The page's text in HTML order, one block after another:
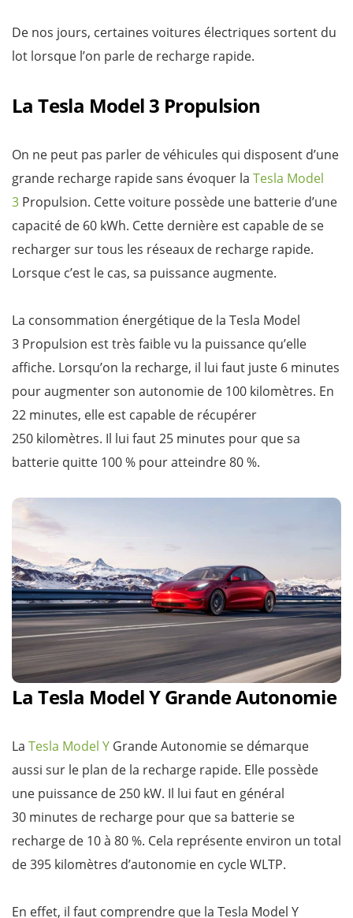
De nos jours, certaines voitures électriques sortent du
lot lorsque l’on parle de recharge rapide.
La Tesla Model 3 Propulsion
On ne peut pas parler de véhicules qui disposent d’une
grande recharge rapide sans évoquer la Tesla Model
3 Propulsion. Cette voiture possède une batterie d’une
capacité de 60 kWh. Cette dernière est capable de se
recharger sur tous les réseaux de recharge rapide.
Lorsque c’est le cas, sa puissance augmente.
La consommation énergétique de la Tesla Model
3 Propulsion est très faible vu la puissance qu’elle
affiche. Lorsqu’on la recharge, il lui faut juste 6 minutes
pour augmenter son autonomie de 100 kilomètres. En
22 minutes, elle est capable de récupérer
250 kilomètres. Il lui faut 25 minutes pour que sa
batterie quitte 100 % pour atteindre 80 %.
La Tesla Model Y Grande Autonomie
La Tesla Model Y Grande Autonomie se démarque
aussi sur le plan de la recharge rapide. Elle possède
une puissance de 250 kW. Il lui faut en général
30 minutes de recharge pour que sa batterie se
recharge de 10 à 80 %. Cela représente environ un total
de 395 kilomètres d’autonomie en cycle WLTP.
En effet, il faut comprendre que la Tesla Model Y